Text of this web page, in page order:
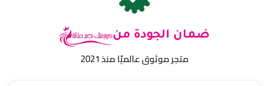
ضمان الجودة من
متجر موثوق عالميًا منذ 2021